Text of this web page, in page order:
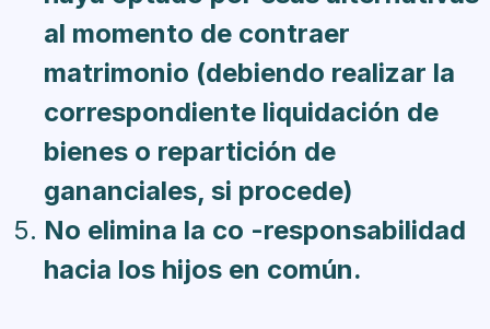
al momento de contraer
matrimonio (debiendo realizar la
correspondiente liquidación de
bienes o repartición de
gananciales, si procede)
No elimina la co -responsabilidad
hacia los hijos en común.